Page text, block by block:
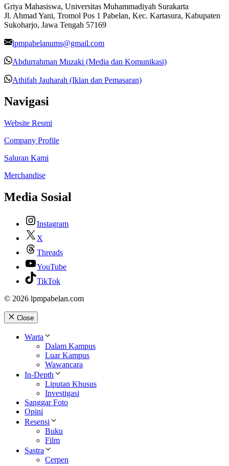
Griya Mahasiswa, Universitas Muhammadiyah Surakarta
Jl. Ahmad Yani, Tromol Pos 1 Pabelan, Kec. Kartasura, Kabupaten
Sukoharjo, Jawa Tengah 57169
lpmpabelanums@gmail.com
Abdurrahman Muzaki (Media dan Komunikasi)
Athifah Jauharah (Iklan dan Pemasaran)
Navigasi
Website Resmi
Company Profile
Saluran Kami
Merchandise
Media Sosial
Instagram
X
Threads
YouTube
TikTok
© 2026 lpmpabelan.com
Close
Warta
Dalam Kampus
Luar Kampus
Wawancara
In-Depth
Liputan Khusus
Investigasi
Sanggar Foto
Opini
Resensi
Buku
Film
Sastra
Cerpen